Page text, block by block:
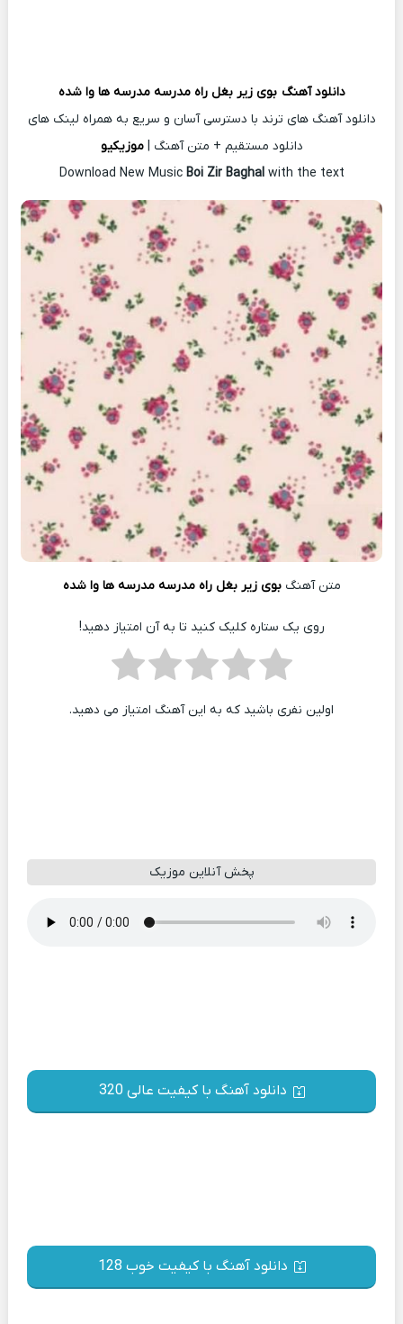
دانلود آهنگ بوی زیر بغل راه مدرسه مدرسه ها وا شده
دانلود آهنگ های ترند با دسترسی آسان و سریع به همراه لینک های
دانلود مستقیم + متن آهنگ | موزیکیو
Download New Music Boi Zir Baghal with the text
متن آهنگبوی زیر بغل راه مدرسه مدرسه ها وا شده
روی یک ستاره کلیک کنید تا به آن امتیاز دهید!
اولین نفری باشید که به این آهنگ امتیاز می دهید.
پخش آنلاین موزیک
دانلود آهنگ با کیفیت عالی 320
دانلود آهنگ با کیفیت خوب 128